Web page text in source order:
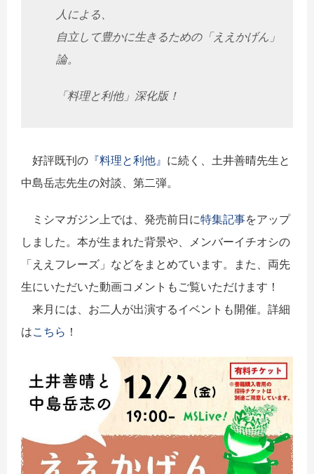
人による、
自立して豊かに生きるための「ええかげん」
論。
「料理と利他」深化版！
好評既刊の 『料理と利他』 に続く、土井善晴先生と
中島岳志先生の対談、第二弾。
ミシマガジン上では、発売前日に特集記事をアップ
しました。本が生まれた背景や、メンバーイチオシの
「ええフレーズ」などをまとめています。また、両先
生にいただいた動画コメントもご覧いただけます！
来月には、お二人が出演するイベントも開催。詳細
はこちら ！